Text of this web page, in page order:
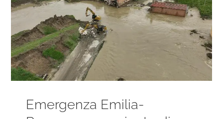
Emergenza Emilia-